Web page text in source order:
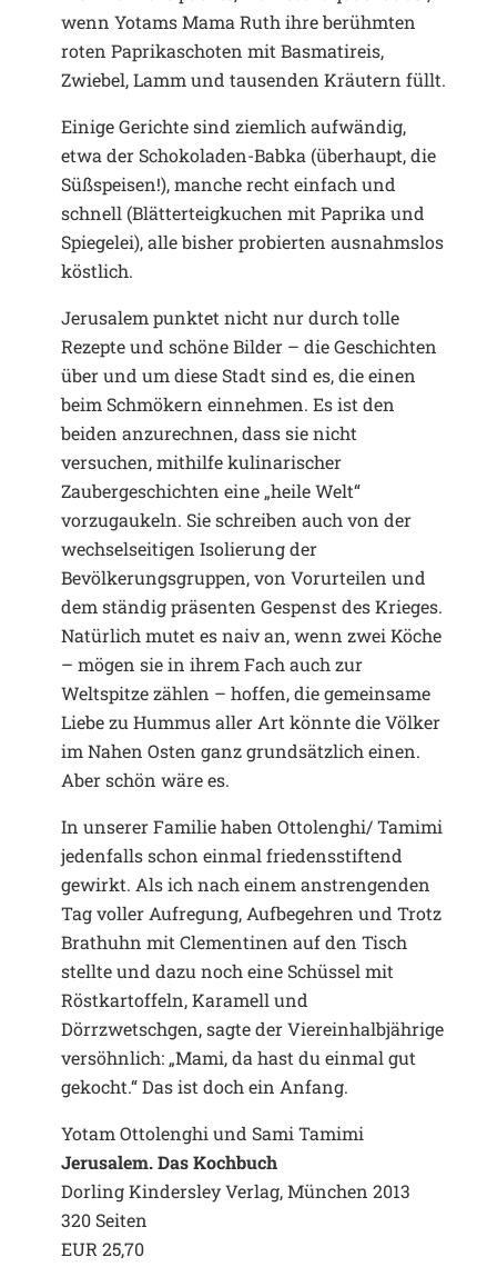
wenn Yotams Mama Ruth ihre berühmten
roten Paprikaschoten mit Basmatireis,
Zwiebel, Lamm und tausenden Kräutern füllt.
Einige Gerichte sind ziemlich aufwändig,
etwa der Schokoladen-Babka (überhaupt, die
Süßspeisen!), manche recht einfach und
schnell (Blätterteigkuchen mit Paprika und
Spiegelei), alle bisher probierten ausnahmslos
köstlich.
Jerusalem punktet nicht nur durch tolle
Rezepte und schöne Bilder – die Geschichten
über und um diese Stadt sind es, die einen
beim Schmökern einnehmen. Es ist den
beiden anzurechnen, dass sie nicht
versuchen, mithilfe kulinarischer
Zaubergeschichten eine „heile Welt“
vorzugaukeln. Sie schreiben auch von der
wechselseitigen Isolierung der
Bevölkerungsgruppen, von Vorurteilen und
dem ständig präsenten Gespenst des Krieges.
Natürlich mutet es naiv an, wenn zwei Köche
– mögen sie in ihrem Fach auch zur
Weltspitze zählen – hoffen, die gemeinsame
Liebe zu Hummus aller Art könnte die Völker
im Nahen Osten ganz grundsätzlich einen.
Aber schön wäre es.
In unserer Familie haben Ottolenghi/ Tamimi
jedenfalls schon einmal friedensstiftend
gewirkt. Als ich nach einem anstrengenden
Tag voller Aufregung, Aufbegehren und Trotz
Brathuhn mit Clementinen auf den Tisch
stellte und dazu noch eine Schüssel mit
Röstkartoffeln, Karamell und
Dörrzwetschgen, sagte der Viereinhalbjährige
versöhnlich: „Mami, da hast du einmal gut
gekocht.“ Das ist doch ein Anfang.
Yotam Ottolenghi und Sami Tamimi
Jerusalem. Das Kochbuch
Dorling Kindersley Verlag, München 2013
320 Seiten
EUR 25,70